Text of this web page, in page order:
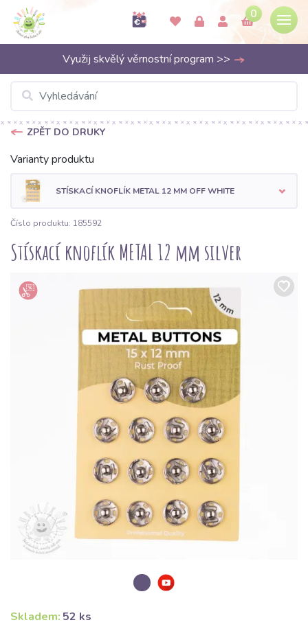
0
Využij skvělý věrnostní program >>
ZPĚT DO DRUKY
Varianty produktu
STÍSKACÍ KNOFLÍK METAL 12 MM OFF WHITE
Číslo produktu: 185592
Stískací knoflík METAL 12 mm silver
Skladem: 52 ks